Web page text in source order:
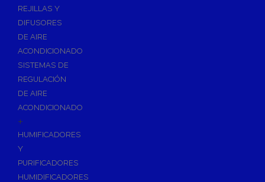
Accesorios de Radiadores
Tapones, purgadores y accesorios para radiador
Soportes para Radiadores
Acumuladores e Interacumuladores
Bombas Circuladoras / Grupos de Bombeo
Bombas de Calefacción
Bombas Simples para ACS
Calderas
Grupos Térmicos de Gasóleo
REJILLAS Y
DIFUSORES
DE AIRE
ACONDICIONADO
SISTEMAS DE
REGULACIÓN
DE AIRE
ACONDICIONADO
+
HUMIFICADORES
Y
PURIFICADORES
HUMIDIFICADORES